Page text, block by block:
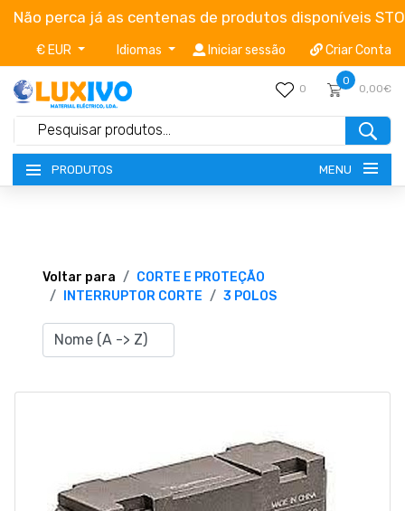
Não perca já as centenas de produtos disponíveis
€ EUR Idiomas Iniciar sessão Criar Conta
0
0
0,00€
PRODUTOS MENU
TERMOS E CONDIÇÕES
263 710 898 geral@luxivo.pt
Voltar para
CORTE E PROTEÇÃO
INTERRUPTOR CORTE
3 POLOS